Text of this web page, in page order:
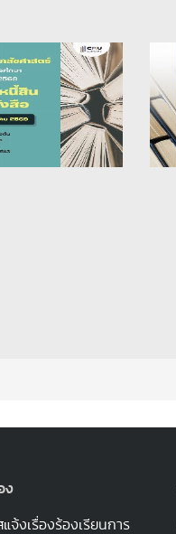
ง
แจ้งเรื่องร้องเรียนการ